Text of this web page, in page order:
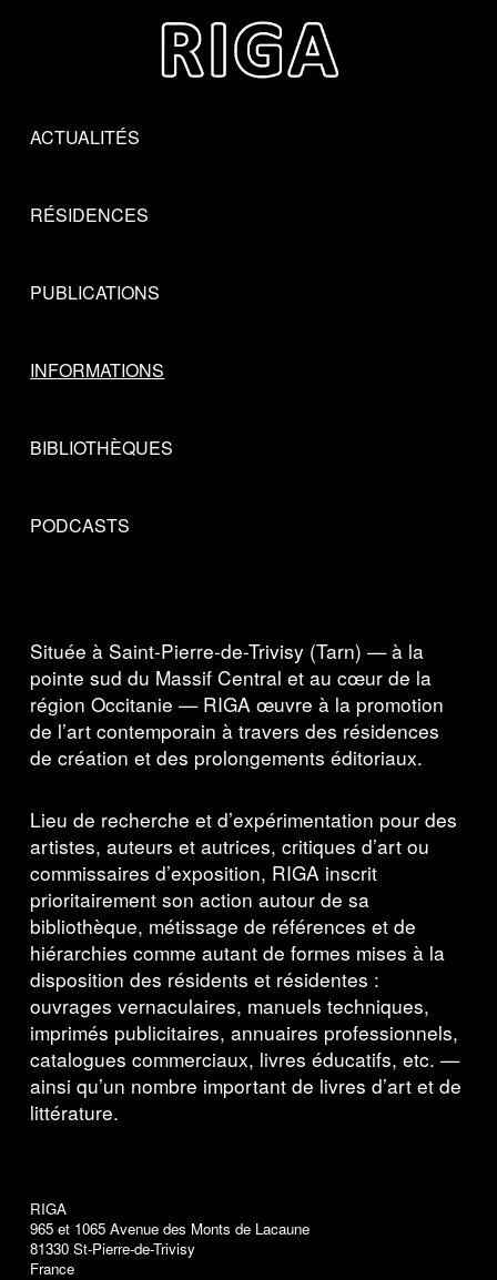
ACTUALITÉS
RÉSIDENCES
PUBLICATIONS
INFORMATIONS
BIBLIOTHÈQUES
PODCASTS
Située à Saint-Pierre-de-Trivisy (Tarn) — à la
pointe sud du Massif Central et au cœur de la
région Occitanie — RIGA œuvre à la promotion
de l’art contemporain à travers des résidences
de création et des prolongements éditoriaux.
Lieu de recherche et d’expérimentation pour des
artistes, auteurs et autrices, critiques d’art ou
commissaires d’exposition, RIGA inscrit
prioritairement son action autour de sa
bibliothèque, métissage de références et de
hiérarchies comme autant de formes mises à la
disposition des résidents et résidentes :
ouvrages vernaculaires, manuels techniques,
imprimés publicitaires, annuaires professionnels,
catalogues commerciaux, livres éducatifs, etc. —
ainsi qu’un nombre important de livres d’art et de
littérature.
RIGA
965 et 1065 Avenue des Monts de Lacaune
81330 St-Pierre-de-Trivisy
France